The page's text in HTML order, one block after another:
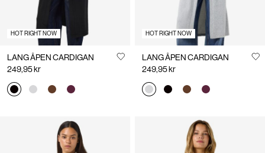
HOT RIGHT NOW
LANG ÅPEN CARDIGAN
249,95 kr
HOT RIGHT NOW
LANG ÅPEN CARDIGAN
249,95 kr